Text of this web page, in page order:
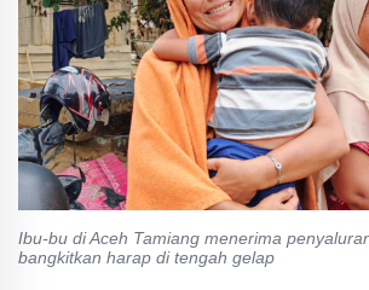
Ibu-bu di Aceh Tamiang menerima
bangkitkan harap di tengah gelap